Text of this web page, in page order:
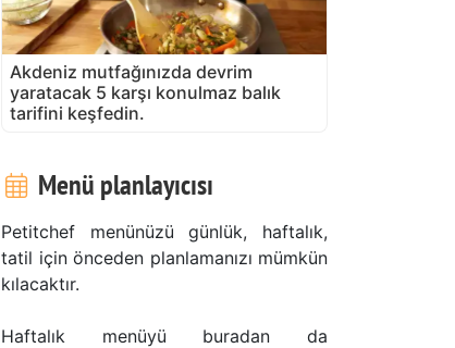
Akdeniz mutfağınızda devrim
yaratacak 5 karşı konulmaz balık
tarifini keşfedin.
Menü planlayıcısı
Petitchef menünüzü günlük, haftalık,
tatil için önceden planlamanızı mümkün
kılacaktır.
Haftalık menüyü buradan da